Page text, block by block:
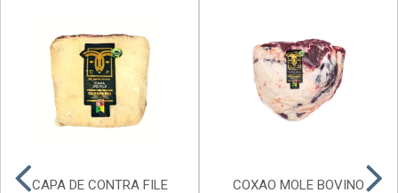
CAPA DE CONTRA FILE
COXAO MOLE BOVINO